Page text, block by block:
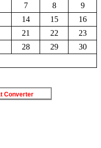
7 8
9
14 15
16
21 22
23
28 29
30
Converter